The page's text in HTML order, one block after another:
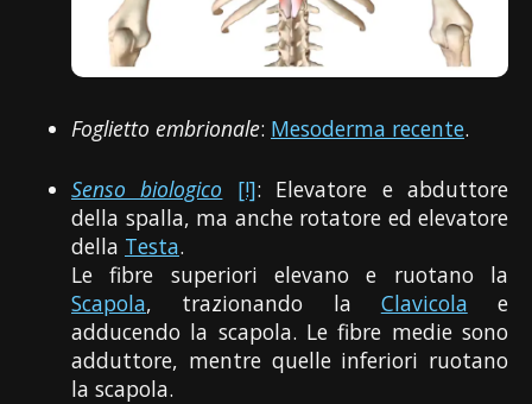
Foglietto embrionale: Mesoderma recente.
Senso biologico [!]: Elevatore e abduttore
della spalla, ma anche rotatore ed elevatore
della Testa.
Le fibre superiori elevano e ruotano la
Scapola, trazionando la Clavicola e
adducendo la scapola. Le fibre medie sono
adduttore, mentre quelle inferiori ruotano
la scapola.